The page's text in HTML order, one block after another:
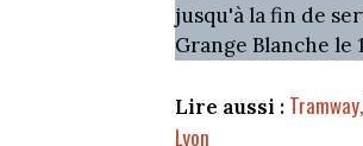
jusqu'à la fin de
Grange Blanche le
Lire aussi :
Lyon